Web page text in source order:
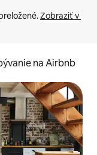
Zobraziť v
na Airbnb